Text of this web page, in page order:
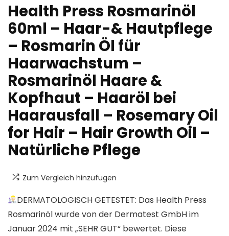
Health Press Rosmarinöl
60ml – Haar-& Hautpflege
– Rosmarin Öl für
Haarwachstum –
Rosmarinöl Haare &
Kopfhaut – Haaröl bei
Haarausfall – Rosemary Oil
for Hair – Hair Growth Oil –
Natürliche Pflege
Zum Vergleich hinzufügen
DERMATOLOGISCH GETESTET: Das Health Press
Rosmarinöl wurde von der Dermatest GmbH im
Januar 2024 mit „SEHR GUT“ bewertet. Diese